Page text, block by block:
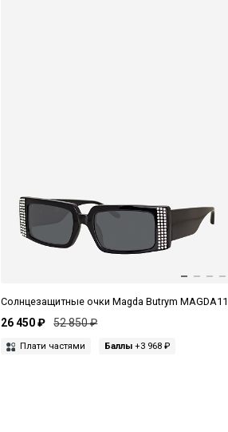
Солнцезащитные очки Magda Butrym MAGDA11
26 450 ₽ 52 850 ₽
Плати частями Баллы +3 968 ₽